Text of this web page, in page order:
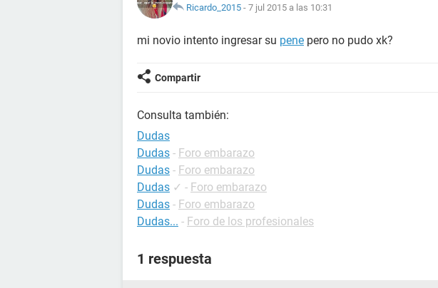
Ricardo_2015 - 7 jul 2015 a las 10:31
mi novio intento ingresar su pene pero no pudo xk?
Compartir
Consulta también:
Dudas
Dudas - Foro embarazo
Dudas - Foro embarazo
Dudas ✓ - Foro embarazo
Dudas - Foro embarazo
Dudas... - Foro de los profesionales
1 respuesta